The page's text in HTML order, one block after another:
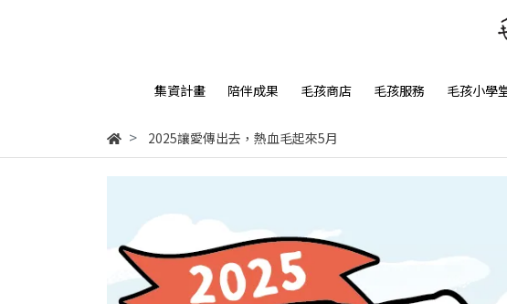
集資計畫 陪伴成果 毛孩商店 毛孩服務 毛孩小學
2025讓愛傳出去，熱血毛起來5月